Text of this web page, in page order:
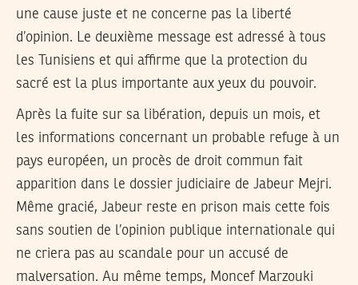
une cause juste et ne concerne pas la liberté
d’opinion. Le deuxième message est adressé à tous
les Tunisiens et qui affirme que la protection du
sacré est la plus importante aux yeux du pouvoir.
Après la fuite sur sa libération, depuis un mois, et
les informations concernant un probable refuge à un
pays européen, un procès de droit commun fait
apparition dans le dossier judiciaire de Jabeur Mejri.
Même gracié, Jabeur reste en prison mais cette fois
sans soutien de l’opinion publique internationale qui
ne criera pas au scandale pour un accusé de
malversation. Au même temps, Moncef Marzouki